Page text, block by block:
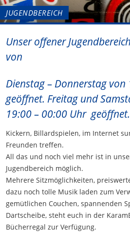
JUGENDBEREICH
Unser offener
von
Dienstag – Donnerstag
geöffnet. Freitag und
19:00 – 00:00 Uhr geöffnet.
Kickern, Billardspielen, im Internet
Freunden treffen.
All das und noch viel mehr ist in
Jugendbereich möglich.
Mehrere Sitzmöglichkeiten,
dazu noch tolle Musik laden zum
gemütlichen Couchen, spannenden
Dartscheibe, steht euch in der
Bücherregal zur Verfügung.